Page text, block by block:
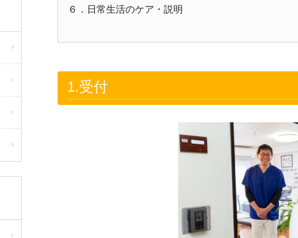
６．日常生活のケア・説明
1.受付